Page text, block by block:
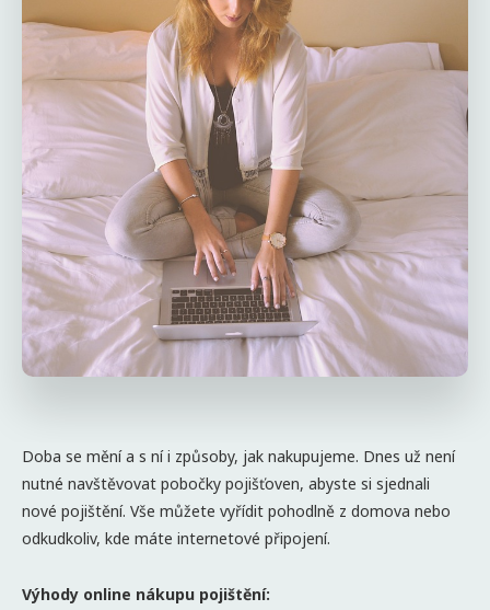
Doba se mění a s ní i způsoby, jak nakupujeme. Dnes už není
nutné navštěvovat pobočky pojišťoven, abyste si sjednali
nové pojištění. Vše můžete vyřídit pohodlně z domova nebo
odkudkoliv, kde máte internetové připojení.
Výhody online nákupu pojištění: